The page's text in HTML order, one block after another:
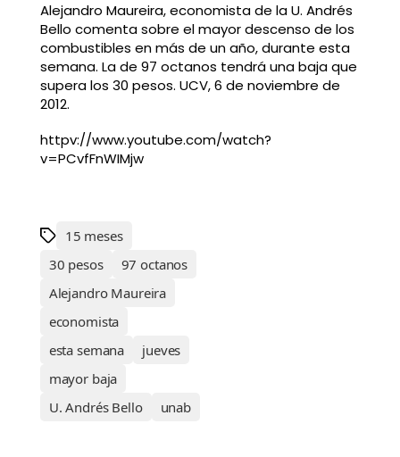
Alejandro Maureira, economista de la U. Andrés
Bello comenta sobre el mayor descenso de los
combustibles en más de un año, durante esta
semana. La de 97 octanos tendrá una baja que
supera los 30 pesos. UCV, 6 de noviembre de
2012.
httpv://www.youtube.com/watch?
v=PCvfFnWIMjw
15 meses
30 pesos
97 octanos
Alejandro Maureira
economista
esta semana
jueves
mayor baja
U. Andrés Bello
unab